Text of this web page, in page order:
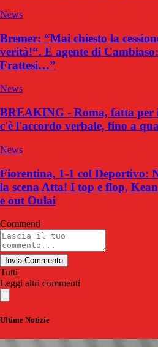
News
Bremer: “Mai chiesto la
verità!“. E agente di
Frattesi…”
News
BREAKING - Roma, fatta
c'è l'accordo verbale, fino a
News
Fiorentina, 1-1 col Deportivo:
la scena Atta! I top e flop,
e out Oulai
Commenti
Invia Commento
Tutti
Leggi altri commenti
Ultime Notizie